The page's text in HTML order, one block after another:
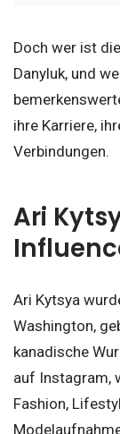
Doch wer ist
Danyluk, und
ihre Karriere,
Verbindungen.
Ari
Ari Kytsya
Washington,
kanadische
auf Instagram,
Fashion,